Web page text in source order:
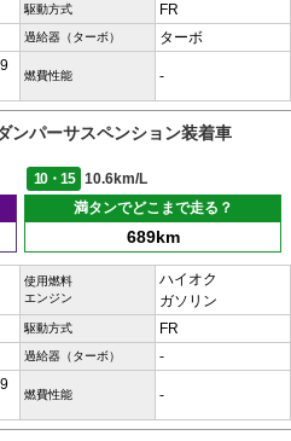
駆動方式 FR
過給器（ターボ） ターボ
燃費性能 -
ンパーサスペンション装着車
10・15
10.6km/L
満タンでどこまで走る？
689km
使用燃料
エンジン
ハイオク
ガソリン
駆動方式 FR
過給器（ターボ） -
燃費性能 -